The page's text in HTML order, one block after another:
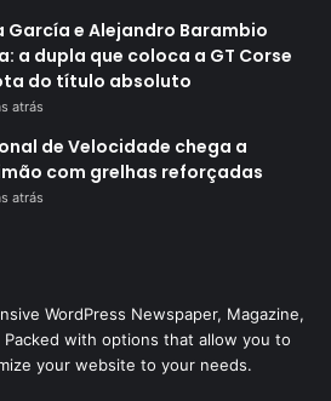
García e Alejandro Barambio
a dupla que coloca a GT Corse
do título absoluto
atrás
de Velocidade chega a
com grelhas reforçadas
atrás
WordPress Newspaper, Magazine,
Packed with options that allow you to
your website to your needs.